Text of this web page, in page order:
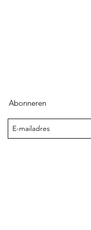
Abonneren